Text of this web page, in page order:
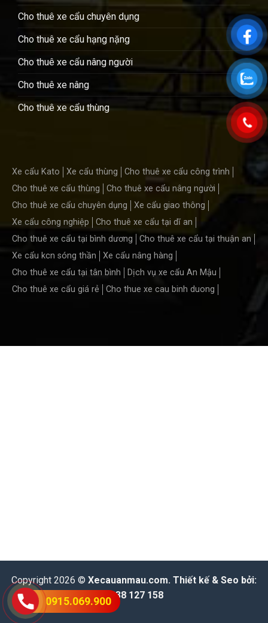
Cho thuê xe cẩu chuyên dụng
Cho thuê xe cẩu hạng nặng
Cho thuê xe cẩu nâng người
Cho thuê xe nâng
Cho thuê xe cẩu thùng
Xe cẩu Kato Xe cẩu thùng
Cho thuê xe cẩu công trình
Cho thuê xe cẩu thùng
Cho thuê xe cẩu nâng người
Cho thuê xe cẩu chuyên dụng
Xe cẩu giao thông
Xe cẩu công nghiệp
Cho thuê xe cẩu tại dĩ an
Cho thuê xe cẩu tại bình dương
Cho thuê xe cẩu tại thuận an
Xe cẩu kcn sóng thần
Xe cẩu nâng hàng
Cho thuê xe cẩu tại tân bình
Dịch vụ xe cẩu An Mậu
Cho thuê xe cẩu giá rẻ
Cho thue xe cau binh duong
Copyright 2026 © Xecauanmau.com. Thiết kế & Seo bởi:
0938 127 158
0915.069.900